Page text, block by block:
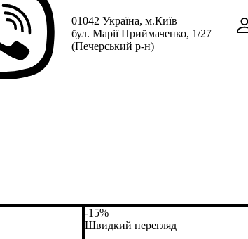
-15%
Швидкий перегляд
01042 Україна, м.Київ
бул. Марії Приймаченко, 1/27
(Печерський р-н)